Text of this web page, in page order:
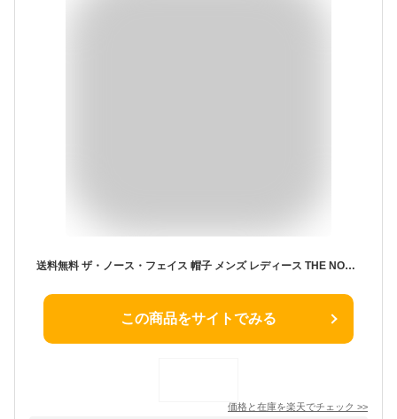
送料無料 ザ・ノース・フェイス 帽子 メンズ レディース THE NORTH FACE ホライズンハット｜ユニセックス ハット帽 あご紐付き ぼうし 通気性 日よけ 日差し対策 UVケア 紫外線カット アウトドア アクセサリー 登山 トレッキング キャンプ フェス ブランド アパレル/NN42531
この商品をサイトでみる
価格と在庫を楽天でチェック >>